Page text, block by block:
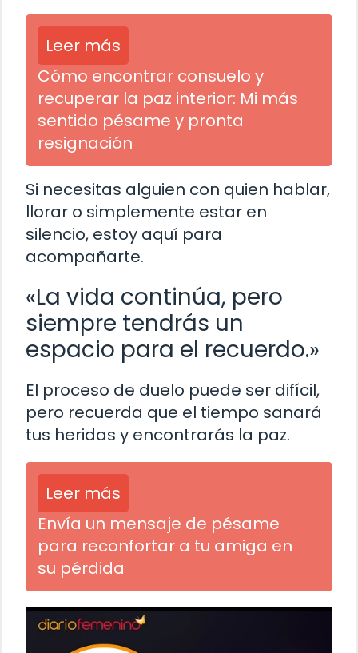
Leer más
Cómo encontrar consuelo y
recuperar la paz interior: Mi más
sentido pésame y pronta
resignación
Si necesitas alguien con quien hablar,
llorar o simplemente estar en
silencio, estoy aquí para
acompañarte.
«La vida continúa, pero
siempre tendrás un
espacio para el recuerdo.»
El proceso de duelo puede ser difícil,
pero recuerda que el tiempo sanará
tus heridas y encontrarás la paz.
Leer más
Envía un mensaje de pésame
para reconfortar a tu amiga en
su pérdida